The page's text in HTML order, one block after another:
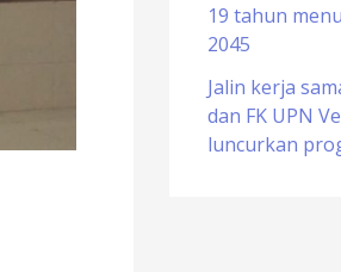
19 tahun
2045
Jalin kerja
dan FK UPN
luncurkan